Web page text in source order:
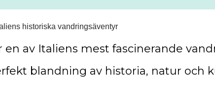
historiska vandringsäventyr
en av Italiens mest fascinerande
blandning av historia, natur och